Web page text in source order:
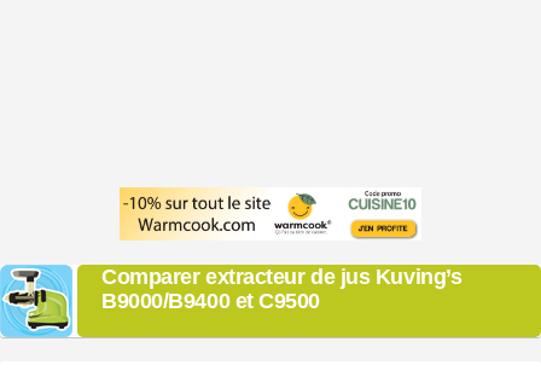
Comparer extracteur de jus Kuving’s
B9000/B9400 et C9500